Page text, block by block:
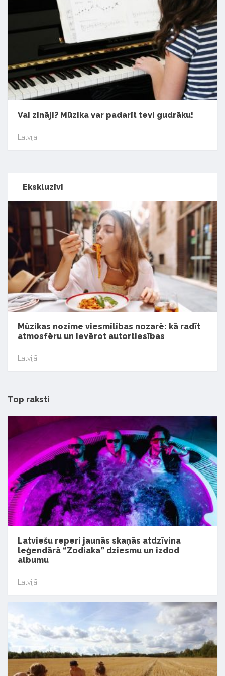
Vai zināji? Mūzika var padarīt tevi gudrāku!
Latvijā
Ekskluzīvi
Mūzikas nozīme viesmīlības nozarē: kā radīt
atmosfēru un ievērot autortiesības
Latvijā
Top raksti
Latviešu reperi jaunās skaņās atdzīvina
leģendārā “Zodiaka” dziesmu un izdod
albumu
Latvijā